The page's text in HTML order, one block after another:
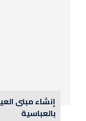
إنشاء مبنى
بالعباسية